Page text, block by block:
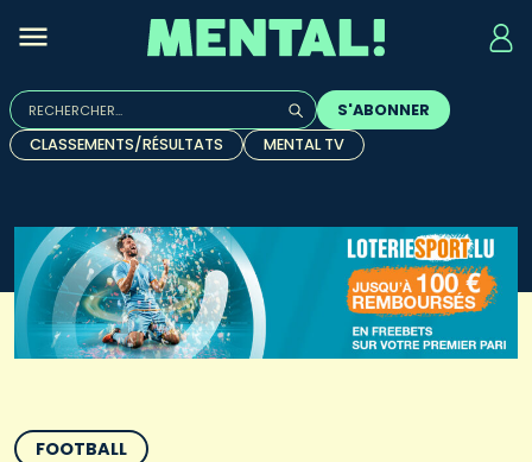
Rechercher :
Quand les résultats de l'auto-complétion sont
S'ABONNER
CLASSEMENTS/RÉSULTATS
MENTAL TV
FOOTBALL